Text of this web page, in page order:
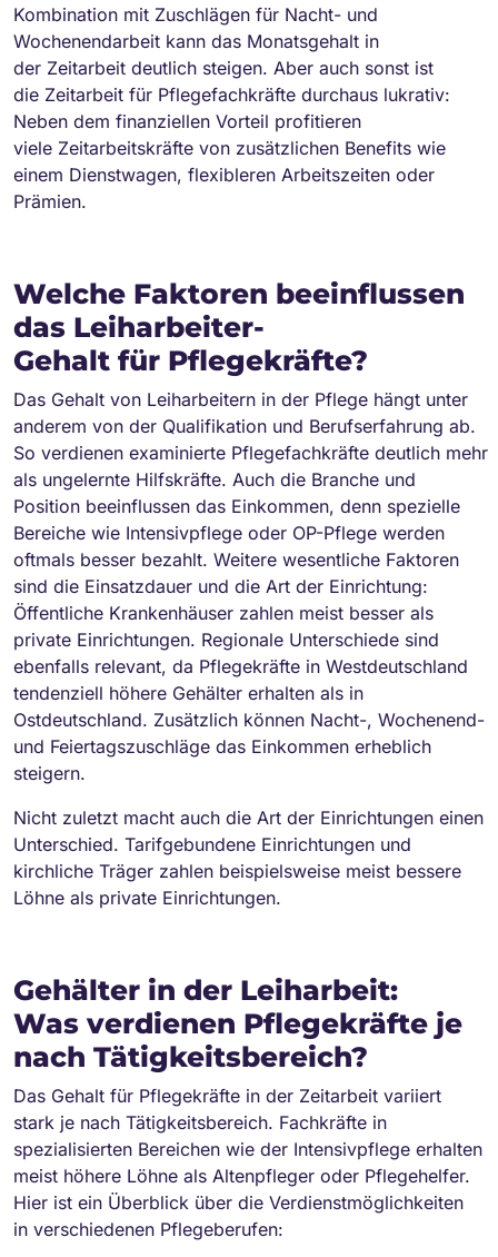
Kombination mit Zuschlägen für Nacht- und
Wochenendarbeit kann das Monatsgehalt in
der Zeitarbeit deutlich steigen. Aber auch sonst ist
die Zeitarbeit für Pflegefachkräfte durchaus lukrativ:
Neben dem finanziellen Vorteil profitieren
viele Zeitarbeitskräfte von zusätzlichen Benefits wie
einem Dienstwagen, flexibleren Arbeitszeiten oder
Prämien.
Welche Faktoren beeinflussen
das Leiharbeiter-
Gehalt für Pflegekräfte?
Das Gehalt von Leiharbeitern in der Pflege hängt unter
anderem von der Qualifikation und Berufserfahrung ab.
So verdienen examinierte Pflegefachkräfte deutlich mehr
als ungelernte Hilfskräfte. Auch die Branche und
Position beeinflussen das Einkommen, denn spezielle
Bereiche wie Intensivpflege oder OP-Pflege werden
oftmals besser bezahlt. Weitere wesentliche Faktoren
sind die Einsatzdauer und die Art der Einrichtung:
Öffentliche Krankenhäuser zahlen meist besser als
private Einrichtungen. Regionale Unterschiede sind
ebenfalls relevant, da Pflegekräfte in Westdeutschland
tendenziell höhere Gehälter erhalten als in
Ostdeutschland. Zusätzlich können Nacht-, Wochenend-
und Feiertagszuschläge das Einkommen erheblich
steigern.
Nicht zuletzt macht auch die Art der Einrichtungen einen
Unterschied. Tarifgebundene Einrichtungen und
kirchliche Träger zahlen beispielsweise meist bessere
Löhne als private Einrichtungen.
Gehälter in der Leiharbeit:
Was verdienen Pflegekräfte je
nach Tätigkeitsbereich?
Das Gehalt für Pflegekräfte in der Zeitarbeit variiert
stark je nach Tätigkeitsbereich. Fachkräfte in
spezialisierten Bereichen wie der Intensivpflege erhalten
meist höhere Löhne als Altenpfleger oder Pflegehelfer.
Hier ist ein Überblick über die Verdienstmöglichkeiten
in verschiedenen Pflegeberufen: